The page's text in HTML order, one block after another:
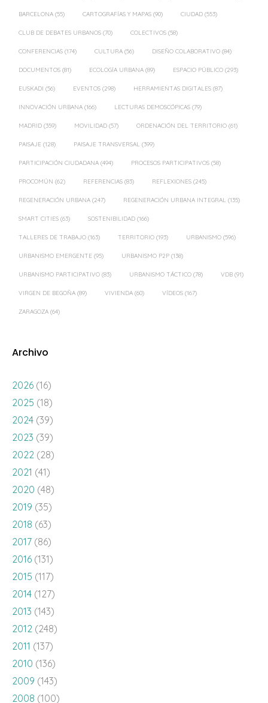
BARCELONA (55) CARTOGRAFÍAS Y MAPAS (90) CIUDAD (553)
CLUB DE DEBATES URBANOS (70) COLECTIVOS (58)
CONFERENCIAS (174) CULTURA (56) DISEÑO COLABORATIVO (84)
DOCUMENTOS (81) ECOLOGÍA URBANA (89) ESPACIO PÚBLICO (293)
EUSKADI (56) EVENTOS (298) HERRAMIENTAS DIGITALES (87)
INNOVACIÓN URBANA (166) LECTURAS DEMOSCÓPICAS (79)
MADRID (359) MOVILIDAD (57) ORDENACIÓN DEL TERRITORIO (61)
PAISAJE (128) PAISAJE TRANSVERSAL (399)
PARTICIPACIÓN CIUDADANA (494) PROCESOS PARTICIPATIVOS (58)
PROCOMÚN (62) REFERENCIAS (83) REFLEXIONES (245)
REGENERACIÓN URBANA (247) REGENERACIÓN URBANA INTEGRAL (135)
SMART CITIES (63) SOSTENIBILIDAD (166)
TALLERES DE TRABAJO (163) TERRITORIO (193) URBANISMO (596)
URBANISMO EMERGENTE (95) URBANISMO P2P (138)
URBANISMO PARTICIPATIVO (83) URBANISMO TÁCTICO (78) VDB (91)
VIRGEN DE BEGOÑA (89) VIVIENDA (60) VÍDEOS (167)
ZARAGOZA (64)
Archivo
2026 (16)
2025 (18)
2024 (39)
2023 (39)
2022 (28)
2021 (41)
2020 (48)
2019 (35)
2018 (63)
2017 (86)
2016 (131)
2015 (117)
2014 (127)
2013 (143)
2012 (248)
2011 (137)
2010 (136)
2009 (143)
2008 (100)